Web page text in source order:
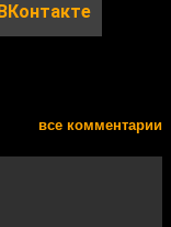
все комментарии